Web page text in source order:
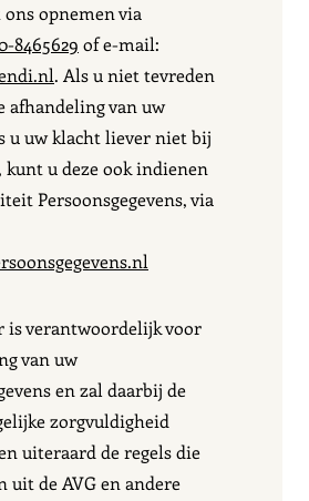
opnemen via
8465629 of e-mail:
. Als u niet tevreden
afhandeling van uw
u uw klacht liever niet bij
u deze ook indienen
Persoonsgegevens, via
is verantwoordelijk voor
van uw
en zal daarbij de
zorgvuldigheid
uiteraard de regels die
uit de AVG en andere